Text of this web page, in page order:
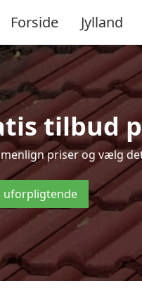
Forside Jylland
tilbud
priser og vælg
uforpligtende